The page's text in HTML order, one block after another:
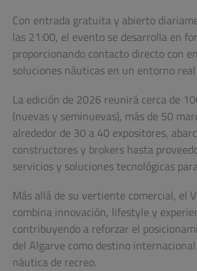
Con entrada gratuita y abierto
las 21:00, el evento se desarrolla en
proporcionando contacto directo con
soluciones náuticas en un entorno
La edición de 2026 reunirá cerca de
(nuevas y seminuevas), más de 50
alrededor de 30 a 40 expositores,
constructores y brokers hasta
servicios y soluciones tecnológicas
Más allá de su vertiente comercial, el
combina innovación, lifestyle y
contribuyendo a reforzar el
del Algarve como destino
náutica de recreo.